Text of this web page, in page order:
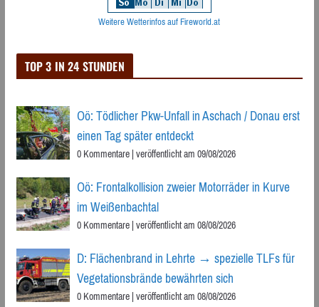
Weitere Wetterinfos auf Fireworld.at
TOP 3 IN 24 STUNDEN
Oö: Tödlicher Pkw-Unfall in Aschach / Donau erst
einen Tag später entdeckt
0 Kommentare|veröffentlicht am 09/08/2026
Oö: Frontalkollision zweier Motorräder in Kurve
im Weißenbachtal
0 Kommentare|veröffentlicht am 08/08/2026
D: Flächenbrand in Lehrte → spezielle TLFs für
Vegetationsbrände bewährten sich
0 Kommentare|veröffentlicht am 08/08/2026